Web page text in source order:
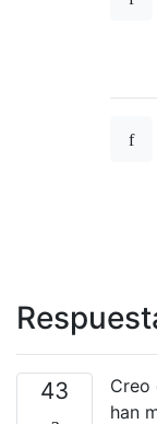
43
Creo
han